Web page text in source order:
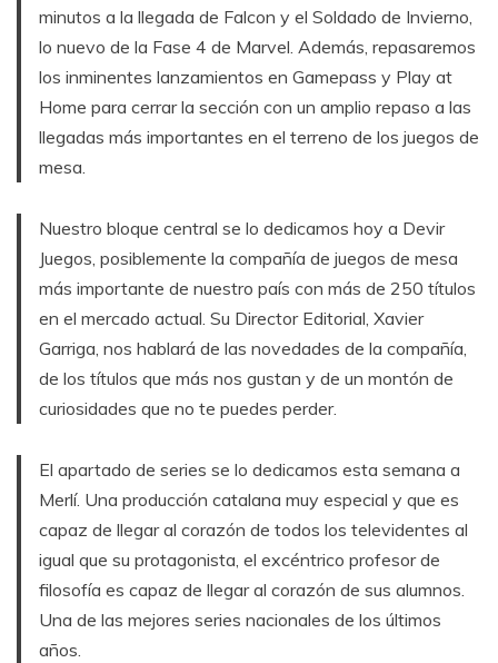
minutos a la llegada de Falcon y el Soldado de Invierno,
lo nuevo de la Fase 4 de Marvel. Además, repasaremos
los inminentes lanzamientos en Gamepass y Play at
Home para cerrar la sección con un amplio repaso a las
llegadas más importantes en el terreno de los juegos de
mesa.
Nuestro bloque central se lo dedicamos hoy a Devir
Juegos, posiblemente la compañía de juegos de mesa
más importante de nuestro país con más de 250 títulos
en el mercado actual. Su Director Editorial, Xavier
Garriga, nos hablará de las novedades de la compañía,
de los títulos que más nos gustan y de un montón de
curiosidades que no te puedes perder.
El apartado de series se lo dedicamos esta semana a
Merlí. Una producción catalana muy especial y que es
capaz de llegar al corazón de todos los televidentes al
igual que su protagonista, el excéntrico profesor de
filosofía es capaz de llegar al corazón de sus alumnos.
Una de las mejores series nacionales de los últimos
años.